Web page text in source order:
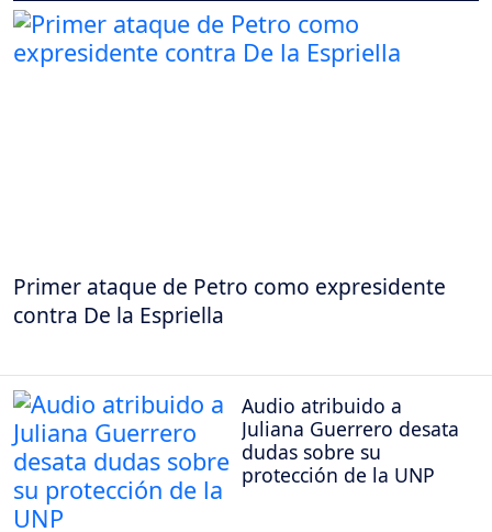
Primer ataque de Petro como expresidente
contra De la Espriella
Audio atribuido a
Juliana Guerrero desata
dudas sobre su
protección de la UNP